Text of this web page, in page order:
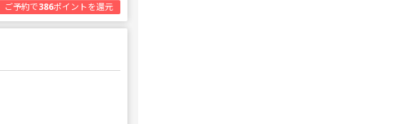
ご予約で386ポイントを還元